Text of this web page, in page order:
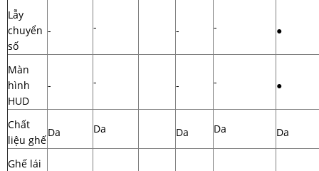
Lẫy
chuyển
số
- - - - ●
Màn
hình
HUD
- - - - ●
Chất
liệu ghế
Da Da Da Da Da
Ghế lái